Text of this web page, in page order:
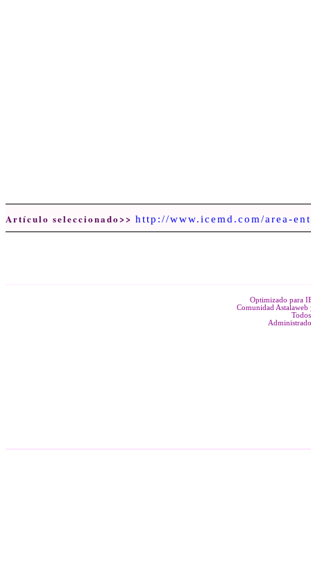
Artículo seleccionado>> http://www.icemd.com/area-
Optimizado para
Comunidad